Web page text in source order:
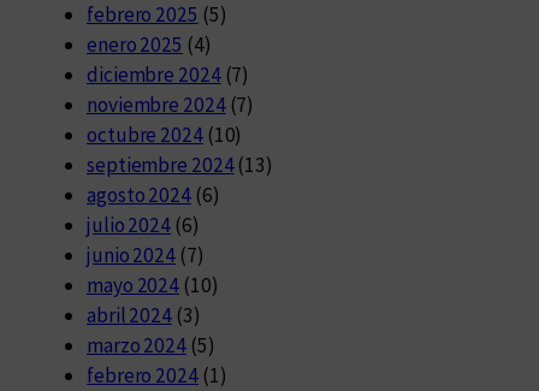
febrero 2025 (5)
enero 2025 (4)
diciembre 2024(7)
noviembre 2024(7)
octubre 2024(10)
septiembre 2024(13)
agosto 2024(6)
julio 2024 (6)
junio 2024 (7)
mayo 2024 (10)
abril 2024 (3)
marzo 2024 (5)
febrero 2024(1)